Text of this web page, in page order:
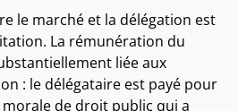
le marché et la délégation est
La rémunération du
liée aux
: le délégataire est payé pour
de droit public qui a